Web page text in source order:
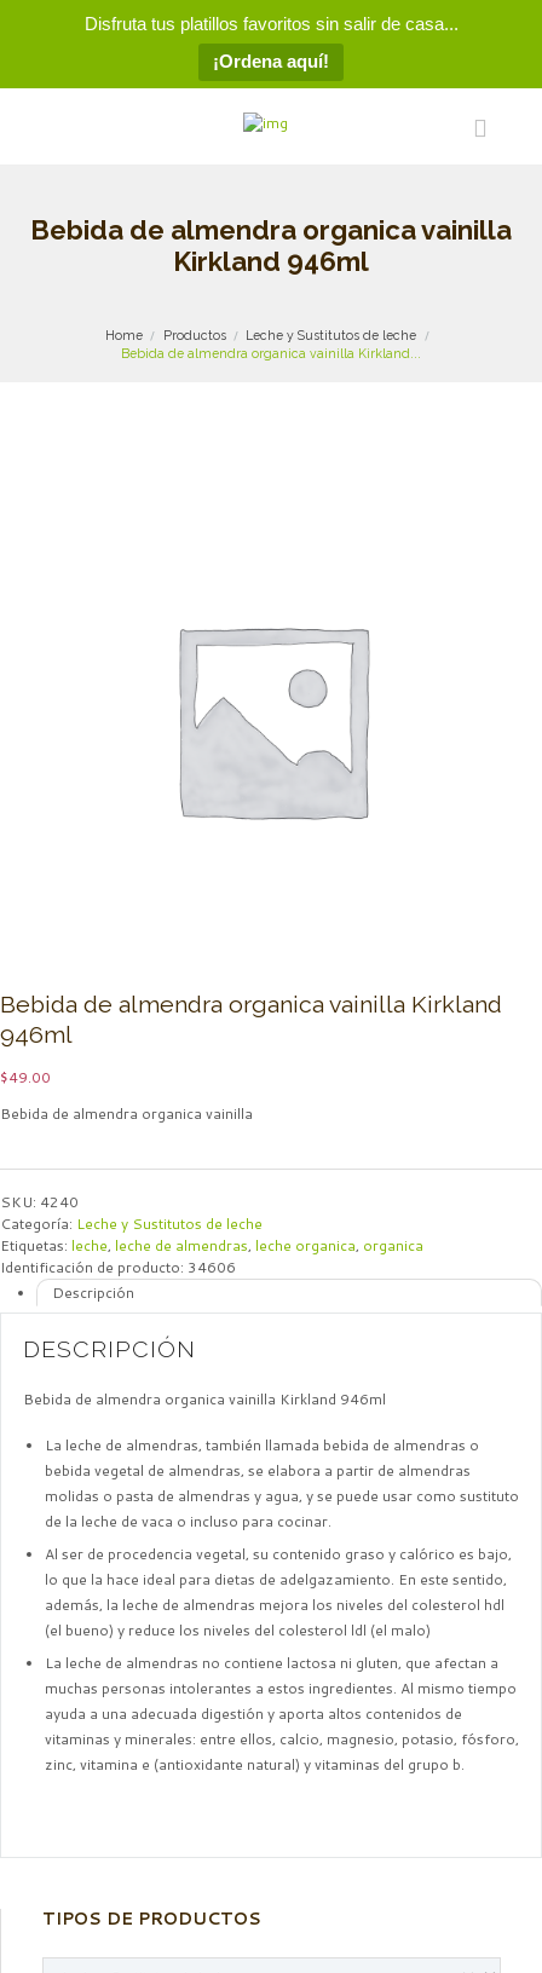
Disfruta tus platillos favoritos sin salir de casa...
¡Ordena aquí!
Bebida de almendra organica vainilla
Kirkland 946ml
Home Productos
Leche y Sustitutos de leche
Bebida de almendra organica vainilla Kirkland...
Bebida de almendra organica vainilla Kirkland
946ml
$49.00
Bebida de almendra organica vainilla
SKU: 4240
Categoría: Leche y Sustitutos de leche
Etiquetas: leche, leche de almendras, leche organica, organica
Identificación de producto: 34606
Descripción
DESCRIPCIÓN
Bebida de almendra organica vainilla Kirkland 946ml
La leche de almendras, también llamada bebida de almendras o
bebida vegetal de almendras, se elabora a partir de almendras
molidas o pasta de almendras y agua, y se puede usar como sustituto
de la leche de vaca o incluso para cocinar.
Al ser de procedencia vegetal, su contenido graso y calórico es bajo,
lo que la hace ideal para dietas de adelgazamiento. En este sentido,
además, la leche de almendras mejora los niveles del colesterol hdl
(el bueno) y reduce los niveles del colesterol ldl (el malo)
La leche de almendras no contiene lactosa ni gluten, que afectan a
muchas personas intolerantes a estos ingredientes. Al mismo tiempo
ayuda a una adecuada digestión y aporta altos contenidos de
vitaminas y minerales: entre ellos, calcio, magnesio, potasio, fósforo,
zinc, vitamina e (antioxidante natural) y vitaminas del grupo b.
TIPOS DE PRODUCTOS